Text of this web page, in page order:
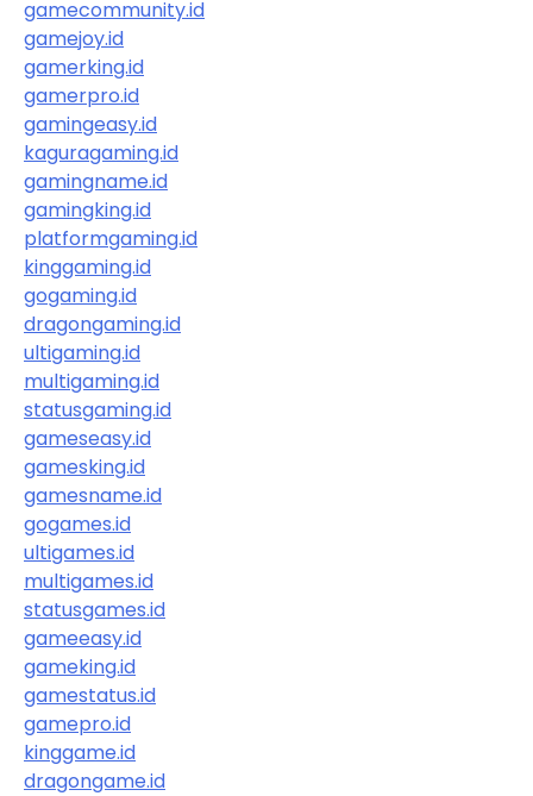
gamecommunity.id
gamejoy.id
gamerking.id
gamerpro.id
gamingeasy.id
kaguragaming.id
gamingname.id
gamingking.id
platformgaming.id
kinggaming.id
gogaming.id
dragongaming.id
ultigaming.id
multigaming.id
statusgaming.id
gameseasy.id
gamesking.id
gamesname.id
gogames.id
ultigames.id
multigames.id
statusgames.id
gameeasy.id
gameking.id
gamestatus.id
gamepro.id
kinggame.id
dragongame.id